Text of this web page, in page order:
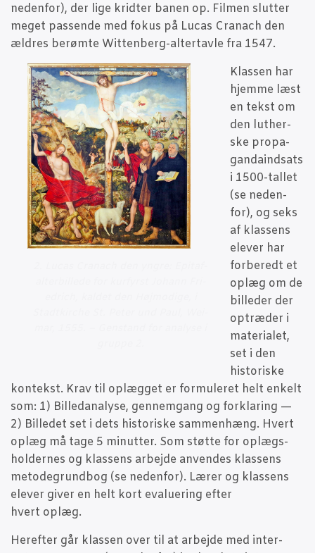
neden­for), der lige krid­ter banen op. Fil­men slut­ter
meget pas­sen­de med fokus på Lucas Cra­nach den
ældres berøm­te Wit­ten­berg-altertav­le fra 1547.
Klas­sen har
hjem­me læst
en tekst om
den lut­her­
ske pro­pa­
gan­daind­sats
i 1500-tal­let
(se neden­
for), og seks
af klas­sens
ele­ver har
for­be­redt et
oplæg om de
bil­le­der der
optræ­der i
mate­ri­a­let,
set i den
histo­ri­ske
kon­tekst. Krav til oplæg­get er for­mu­le­ret helt enkelt
som: 1) Bil­le­d­a­na­ly­se, gen­nem­gang og for­kla­ring —
2) Bil­le­det set i dets histo­ri­ske sam­men­hæng. Hvert
oplæg må tage 5 minut­ter. Som støt­te for oplægs­
hol­der­nes og klas­sens arbej­de anven­des klas­sens
meto­de­grund­bog (se neden­for). Lærer og klas­sens
ele­ver giver en helt kort eva­lu­e­ring efter
hvert oplæg.
Her­ef­ter går klas­sen over til at arbej­de med inter­